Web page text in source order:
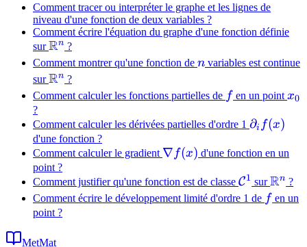
Comment tracer ou interpréter le graphe et les lignes de
niveau d'une fonction de deux variables ?
Comment écrire l'équation du graphe d'une fonction définie
sur\mathbb{R}^n
Rn ?
Comment montrer qu'une fonction de n
n variables est continue
sur\mathbb{R}^n
Rn ?
Comment calculer les fonctions partielles de ff en un pointx0
?
Comment calculer les dérivées partielles d'ordre 1 \partial_i
∂i f(x)
d'une fonction ?
Comment calculer le gradient \nabla
∇ f(x) d'une fonction en un
point ?
Comment justifier qu'une fonction est de classe C1 surRn ?
Comment écrire le développement limité d'ordre 1 de ff en un
point ?
MetMat